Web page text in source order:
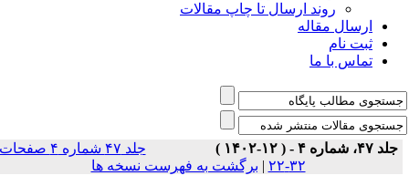
روند ارسال تا چاپ مقالات
ارسال مقاله
ثبت نام
تماس با ما
جلد ۴۷، شماره ۴ - ( ۱۲-۱۴۰۲ )
جلد ۴۷ شماره ۴ صفحات
۳۲-۲۲
|برگشت به فهرست نسخه ها